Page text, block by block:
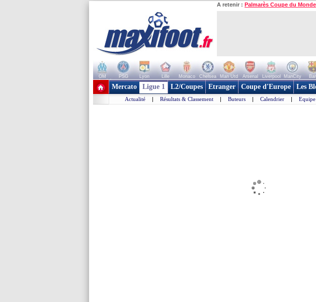
A retenir : Palmarès Coupe du Monde
OM PSG Lyon Lille Monaco Chelsea Man Utd Arsenal Liverpool ManCity
+ de clubs
Mercato Ligue 1 L2/Coupes Etranger Coupe d'Europe Les
Actualité | Résultats & Classement | Buteurs | Calendrier |